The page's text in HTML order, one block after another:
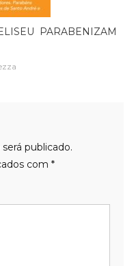
PARABENIZAM
publicado.
com *